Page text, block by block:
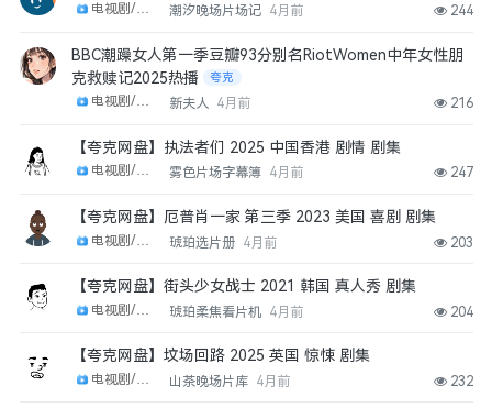
电视剧/剧集 潮汐晚场片场记 4月前 244
BBC潮躁女人第一季豆瓣93分别名RiotWomen中年女性朋
克救赎记2025热播
夸克
电视剧/剧集 新夫人 4月前 216
【夸克网盘】执法者们 2025 中国香港 剧情 剧集
电视剧/剧集 雾色片场字幕簿 4月前 247
【夸克网盘】厄普肖一家 第三季 2023 美国 喜剧 剧集
琥珀选片册 4月前 203
【夸克网盘】街头少女战士 2021 韩国 真人秀 剧集
琥珀柔焦看片机 4月前 204
【夸克网盘】坟场回路 2025 英国 惊悚 剧集
山茶晚场片库 4月前 232